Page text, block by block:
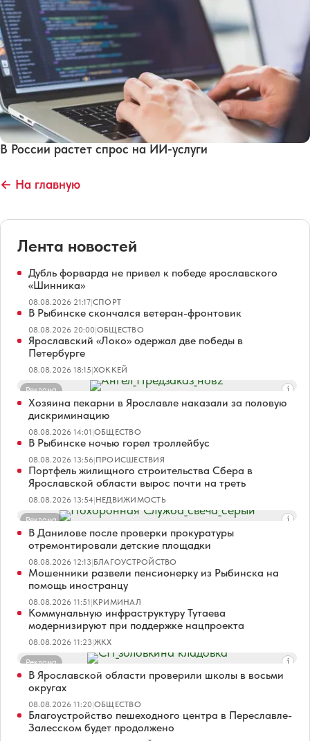
В России растет спрос на ИИ-услуги
← На главную
Лента новостей
Дубль форварда не привел к победе ярославского
«Шинника»
08.08.2026 21:17|СПОРТ
В Рыбинске скончался ветеран-фронтовик
08.08.2026 20:00|ОБЩЕСТВО
Ярославский «Локо» одержал две победы в
Петербурге
08.08.2026 18:15|ХОККЕЙ
Реклама
Хозяина пекарни в Ярославле наказали за половую
дискриминацию
08.08.2026 14:01|ОБЩЕСТВО
В Рыбинске ночью горел троллейбус
08.08.2026 13:56|ПРОИСШЕСТВИЯ
Портфель жилищного строительства Сбера в
Ярославской области вырос почти на треть
08.08.2026 13:54|НЕДВИЖИМОСТЬ
Реклама
В Данилове после проверки прокуратуры
отремонтировали детские площадки
08.08.2026 12:13|БЛАГОУСТРОЙСТВО
Мошенники развели пенсионерку из Рыбинска на
помощь иностранцу
08.08.2026 11:51|КРИМИНАЛ
Коммунальную инфраструктуру Тутаева
модернизируют при поддержке нацпроекта
08.08.2026 11:23|ЖКХ
Реклама
В Ярославской области проверили школы в восьми
округах
08.08.2026 11:20|ОБЩЕСТВО
Благоустройство пешеходного центра в Переславле-
Залесском будет продолжено